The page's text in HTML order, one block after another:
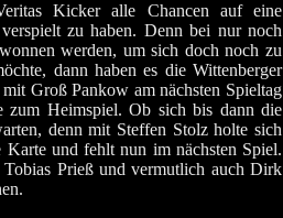
Kicker alle Chancen auf eine
zu haben. Denn bei nur noch
werden, um sich doch noch zu
dann haben es die Wittenberger
Groß Pankow am nächsten Spieltag
zum Heimspiel. Ob sich bis dann die
denn mit Steffen Stolz holte sich
Karte und fehlt nun im nächsten Spiel.
Prieß und vermutlich auch Dirk